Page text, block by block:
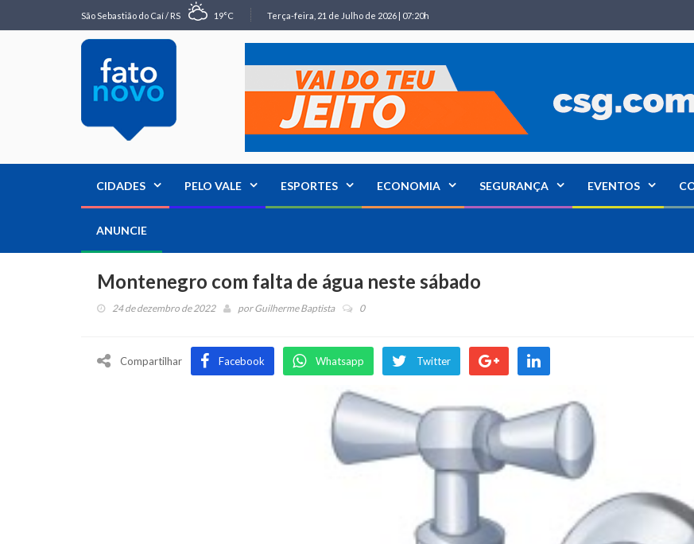
São Sebastião do Caí / RS 19°C Terça-feira, 21 de Julho de 2026 | 07:20h
CIDADES PELO VALE ESPORTES ECONOMIA SEGURANÇA EVENTOS
ANUNCIE
Montenegro com falta de água neste sábado
24 de dezembro de 2022 porGuilherme Baptista 0
Compartilhar Facebook Whatsapp Twitter